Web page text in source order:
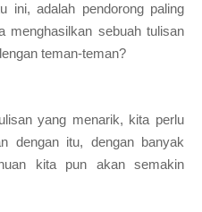
ini, adalah pendorong paling
menghasilkan sebuah tulisan
teman-teman?
yang menarik, kita perlu
dengan itu, dengan banyak
kita pun akan semakin